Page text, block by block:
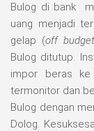
Bulog di bank
uang menjadi
gelap (off budget
Bulog ditutup.
impor beras ke
termonitor dan
Bulog dengan
Dolog.